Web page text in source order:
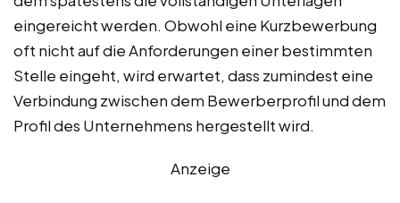
eingereicht werden. Obwohl eine Kurzbewerbung
oft nicht auf die Anforderungen einer bestimmten
Stelle eingeht, wird erwartet, dass zumindest eine
Verbindung zwischen dem Bewerberprofil und dem
Profil des Unternehmens hergestellt wird.
Anzeige